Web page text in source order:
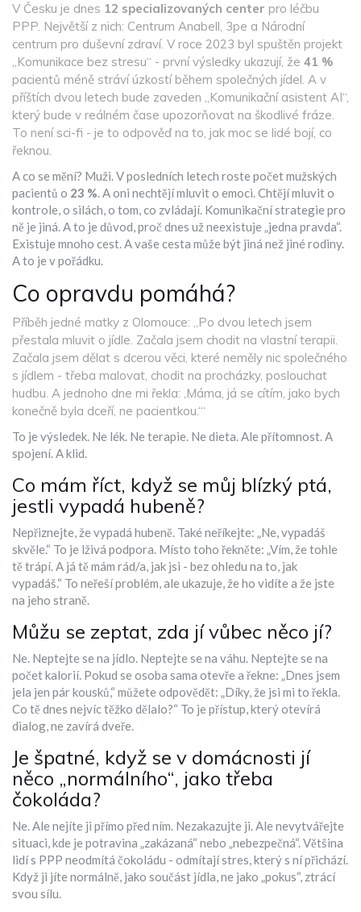
V Česku je dnes 12 specializovaných center pro léčbu
PPP. Největší z nich: Centrum Anabell, 3pe a Národní
centrum pro duševní zdraví. V roce 2023 byl spuštěn projekt
„Komunikace bez stresu“ - první výsledky ukazují, že 41 %
pacientů méně stráví úzkostí během společných jídel. A v
příštích dvou letech bude zaveden „Komunikační asistent AI“,
který bude v reálném čase upozorňovat na škodlivé fráze.
To není sci-fi - je to odpověď na to, jak moc se lidé bojí, co
řeknou.
A co se mění? Muži. V posledních letech roste počet mužských
pacientů o 23 %. A oni nechtějí mluvit o emoci. Chtějí mluvit o
kontrole, o silách, o tom, co zvládají. Komunikační strategie pro
ně je jiná. A to je důvod, proč dnes už neexistuje „jedna pravda“.
Existuje mnoho cest. A vaše cesta může být jiná než jiné rodiny.
A to je v pořádku.
Co opravdu pomáhá?
Příběh jedné matky z Olomouce: „Po dvou letech jsem
přestala mluvit o jídle. Začala jsem chodit na vlastní terapii.
Začala jsem dělat s dcerou věci, které neměly nic společného
s jídlem - třeba malovat, chodit na procházky, poslouchat
hudbu. A jednoho dne mi řekla: ‚Máma, já se cítím, jako bych
konečně byla dceří, ne pacientkou.‘“
To je výsledek. Ne lék. Ne terapie. Ne dieta. Ale přítomnost. A
spojení. A klid.
Co mám říct, když se můj blízký ptá,
jestli vypadá hubeně?
Nepřiznejte, že vypadá hubeně. Také neříkejte: „Ne, vypadáš
skvěle.“ To je lživá podpora. Místo toho řekněte: „Vím, že tohle
tě trápí. A já tě mám rád/a, jak jsi - bez ohledu na to, jak
vypadáš.“ To neřeší problém, ale ukazuje, že ho vidíte a že jste
na jeho straně.
Můžu se zeptat, zda jí vůbec něco jí?
Ne. Neptejte se na jídlo. Neptejte se na váhu. Neptejte se na
počet kalorií. Pokud se osoba sama otevře a řekne: „Dnes jsem
jela jen pár kousků,“ můžete odpovědět: „Díky, že jsi mi to řekla.
Co tě dnes nejvíc těžko dělalo?“ To je přístup, který otevírá
dialog, ne zavírá dveře.
Je špatné, když se v domácnosti jí
něco „normálního“, jako třeba
čokoláda?
Ne. Ale nejíte ji přímo před ním. Nezakazujte ji. Ale nevytvářejte
situaci, kde je potravina „zakázaná“ nebo „nebezpečná“. Většina
lidí s PPP neodmítá čokoládu - odmítají stres, který s ní přichází.
Když ji jíte normálně, jako součást jídla, ne jako „pokus“, ztrácí
svou sílu.